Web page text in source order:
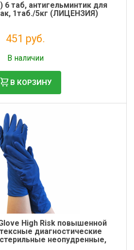
таб, антигельминтик для
1таб./5кг (ЛИЦЕНЗИЯ)
451 руб.
В наличии
В КОРЗИНУ
High Risk повышенной
диагностические
неопудренные,